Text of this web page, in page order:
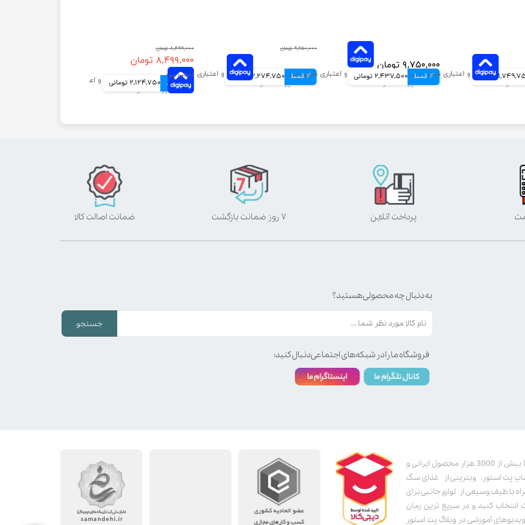
۸,۴۹۹,۰۰۰ تومان
۸,۴۹۹,۰۰۰ تومان
4 قسط 2,124,750 تومانی
۹,۲۵۰,۰۰۰ تومان
۹,۰۹۹,۰۰۰ تومان
4 قسط 2,274,750 تومانی
۹,۷۵۰,۰۰۰ تومان
4 قسط 2,437,500 تومانی تومانی
پت استور به عنوان یکی از قدیمی‌ترین پت شاپ های اینترنتی با بیش از 3000 هزار محصول ایرانی و
پت استور، ویترینی از غذای سگ
با طیف وسیعی از لوازم جانبی برای
انتخاب کنید و در سریع ترین زمان
آموزشی در وبلاگ پت استور
پرداخت آنلاین ۷ روز ضمانت بازگشت ضمانت اصالت کالا
به دنبال چه محصولی هستید؟
جستجو
فروشگاه ما را در شبکه‌های اجتماعی دنبال کنید: